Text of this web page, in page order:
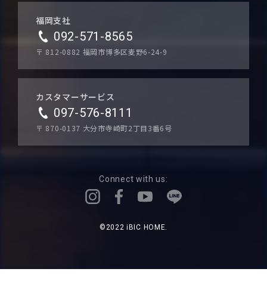
福岡支社
092-571-8565
〒 812-0882 福岡市博多区麦野6-24-9
カスタマーサービス
097-576-8111
〒 870-0137 大分市寺崎町2丁目3番6号
Connect with us:
©2022 iBIC HOME.